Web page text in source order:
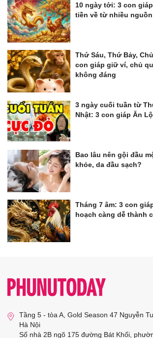
10 ngày tới: 3 con
tiền về từ nhiều nguồn
Thứ Sáu, Thứ Bảy,
con giáp giữ ví, chủ
không đáng
3 ngày cuối tuần từ
Nhật: 3 con giáp Ăn
Bao lâu nên gội đầu
khỏe, da đầu sạch?
Tháng 7 âm: 3 con
hoạch càng dễ thành
Tầng 5 - tòa A, Gold Season 47 Nguyễn
Hà Nội
Số nhà 2B ngõ 175 đường Bát Khối,